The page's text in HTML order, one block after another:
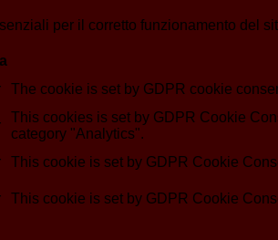
per il corretto funzionamento
The cookie is set by GDPR cookie
This cookies is set by GDPR Cookie
category "Analytics".
This cookie is set by GDPR Cookie
This cookie is set by GDPR Cookie